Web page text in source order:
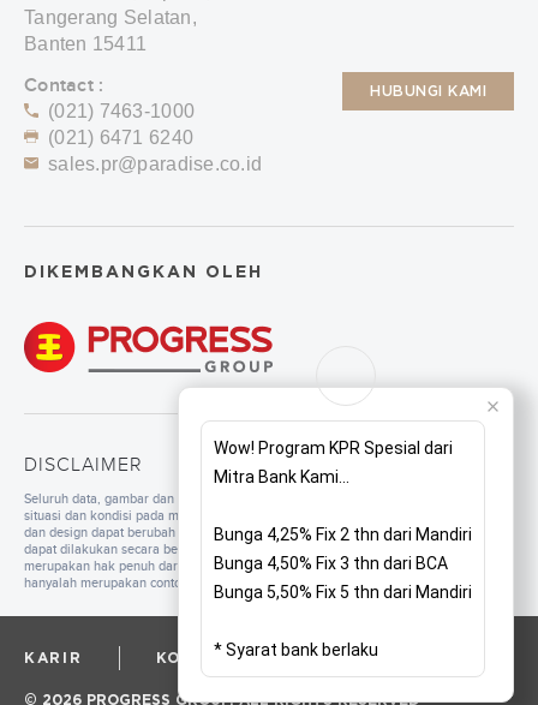
Tangerang Selatan,
Banten 15411
Contact :
(021) 7463-1000
(021) 6471 6240
sales.pr@paradise.co.id
HUBUNGI KAMI
DIKEMBANGKAN OLEH
DISCLAIMER
Seluruh data, gambar dan tulisan yang tercantum di dalam website merupakan
situasi dan kondisi pada masa persiapan. Untuk pengembangan mutu, spesifikasi
dan design dapat berubah sewaktu-waktu tanpa pemberitahuan. Pembangunan
dapat dilakukan secara bertahap sesuai dengan tahapan dan perencanaan yang
merupakan hak penuh dari pengembang. Seluruh ilustrasi/foto yang ditampilkan
hanyalah merupakan contoh dan bukan merupakan bagian dari perjanjian jual beli.
KARIR KORPORAT PRIVACY POLICY
© 2026 PROGRESS GROUP. ALL RIGHTS RESERVED
Wow! Program KPR Spesial dari
Mitra Bank Kami...
Bunga 4,25% Fix 2 thn dari Mandiri
Bunga 4,50% Fix 3 thn dari BCA
Bunga 5,50% Fix 5 thn dari Mandiri
* Syarat bank berlaku